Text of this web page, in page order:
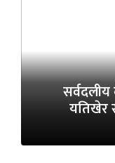
यतिखेर